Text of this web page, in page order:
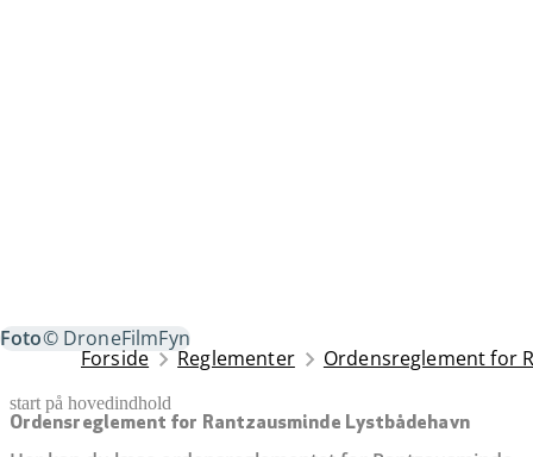
Foto© DroneFilmFyn
Forside Reglementer Ordensreglement for
start på hovedindhold
Ordensreglement for Rantzausminde Lystbådehavn
senest opdateret 28. januar 2026